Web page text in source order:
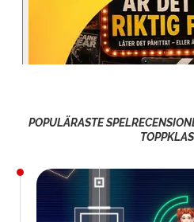
POPULÄRASTE